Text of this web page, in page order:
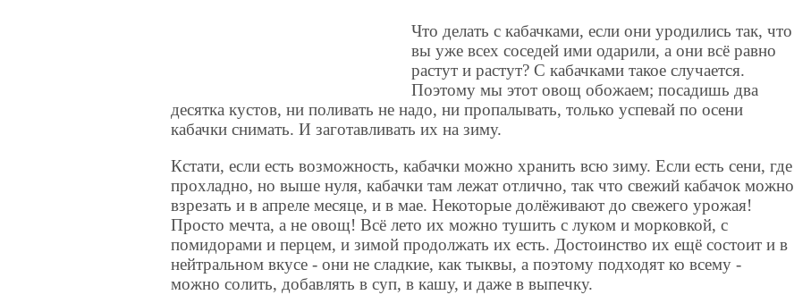
Что делать с кабачками, если они уродились так, что
вы уже всех соседей ими одарили, а они всё равно
растут и растут? С кабачками такое случается.
Поэтому мы этот овощ обожаем; посадишь два
десятка кустов, ни поливать не надо, ни пропалывать, только успевай по осени
кабачки снимать. И заготавливать их на зиму.
Кстати, если есть возможность, кабачки можно хранить всю зиму. Если есть сени, где
прохладно, но выше нуля, кабачки там лежат отлично, так что свежий кабачок можно
взрезать и в апреле месяце, и в мае. Некоторые долёживают до свежего урожая!
Просто мечта, а не овощ! Всё лето их можно тушить с луком и морковкой, с
помидорами и перцем, и зимой продолжать их есть. Достоинство их ещё состоит и в
нейтральном вкусе - они не сладкие, как тыквы, а поэтому подходят ко всему -
можно солить, добавлять в суп, в кашу, и даже в выпечку.